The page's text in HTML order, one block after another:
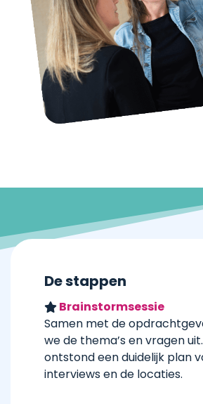
De stappen
Brainstormsessie
Samen met de
we de thema’s en vragen
ontstond een duidelijk plan
interviews en de locaties.